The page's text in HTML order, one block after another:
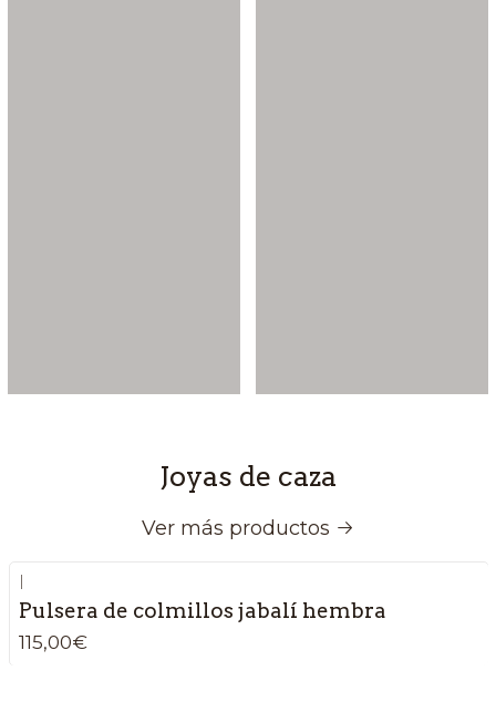
Joyas de caza
Ver más productos
|
Pulsera de colmillos jabalí hembra
115,00€